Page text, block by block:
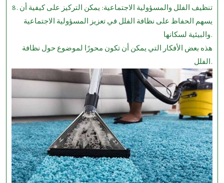
8. تنظيف الفلل والمسؤولية الاجتماعية: يمكن التركيز على كيفية أن
يسهم الحفاظ على نظافة الفلل في تعزيز المسؤولية الاجتماعية
والبيئية لسكانها.
هذه بعض الأفكار التي يمكن أن تكون محورًا لموضوع حول نظافة
الفلل.